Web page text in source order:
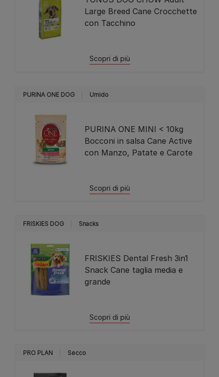
Large Breed Cane Crocchette
con Tacchino
Scopri di più
PURINA ONE DOG Umido
PURINA ONE MINI < 10kg
Bocconi in salsa Cane Active
con Manzo, Patate e Carote
Scopri di più
FRISKIES DOG Snacks
FRISKIES Dental Fresh 3in1
Snack Cane taglia media e
grande
Scopri di più
PRO PLAN Secco